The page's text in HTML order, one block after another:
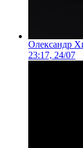
Олександр
23:17, 24/07